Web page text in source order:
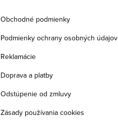
Obchodné podmienky
Podmienky ochrany osobných údajov
Reklamácie
Doprava a platby
Odstúpenie od zmluvy
Zásady používania cookies